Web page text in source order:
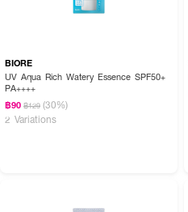
BIORE
UV Aqua Rich Watery Essence SPF50+
PA++++
฿90 ฿129 (30%)
2 Variations